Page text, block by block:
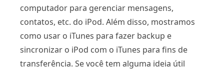
computador para gerenciar mensagens,
contatos, etc. do iPod. Além disso, mostramos
como usar o iTunes para fazer backup e
sincronizar o iPod com o iTunes para fins de
transferência. Se você tem alguma ideia útil